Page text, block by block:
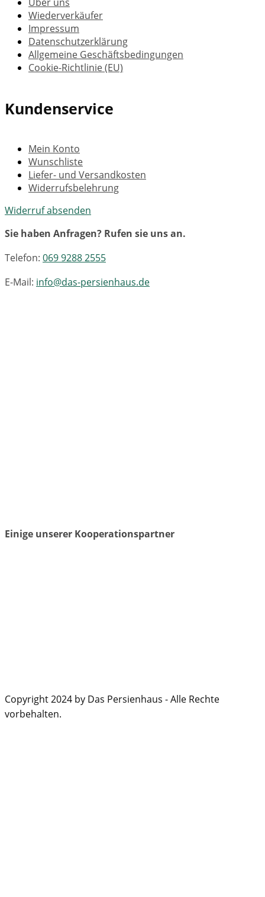
Wiederverkäufer
Impressum
Datenschutzerklärung
Allgemeine Geschäftsbedingungen
Cookie-Richtlinie (EU)
Kundenservice
Mein Konto
Wunschliste
Liefer- und Versandkosten
Widerrufsbelehrung
Widerruf absenden
Sie haben Anfragen? Rufen sie uns an.
Telefon: 069 9288 2555
E-Mail: info@das-persienhaus.de
Einige unserer Kooperationspartner
Copyright 2024 by Das Persienhaus - Alle Rechte
vorbehalten.